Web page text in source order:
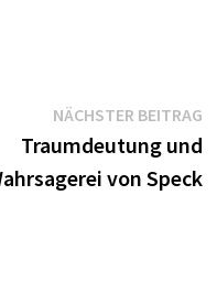
NÄCHSTER BEITRAG
Traumdeutung und
von Speck